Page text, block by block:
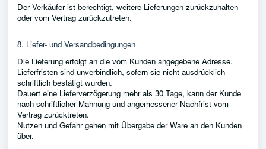
Der Verkäufer ist berechtigt, weitere Lieferungen zurückzuhalten
oder vom Vertrag zurückzutreten.
8. Liefer- und Versandbedingungen
Die Lieferung erfolgt an die vom Kunden angegebene Adresse.
Lieferfristen sind unverbindlich, sofern sie nicht ausdrücklich
schriftlich bestätigt wurden.
Dauert eine Lieferverzögerung mehr als 30 Tage, kann der Kunde
nach schriftlicher Mahnung und angemessener Nachfrist vom
Vertrag zurücktreten.
Nutzen und Gefahr gehen mit Übergabe der Ware an den Kunden
über.